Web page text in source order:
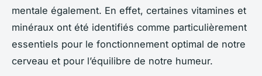
mentale également. En effet, certaines vitamines et
minéraux ont été identifiés comme particulièrement
essentiels pour le fonctionnement optimal de notre
cerveau et pour l’équilibre de notre humeur.